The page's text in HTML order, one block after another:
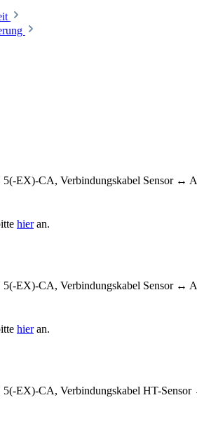
EX)-CA, Verbindungskabel Sensor ↔
hieran.
EX)-CA, Verbindungskabel Sensor ↔
hieran.
EX)-CA, Verbindungskabel HT-